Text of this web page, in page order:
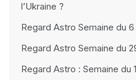
l’Ukraine ?
Regard Astro Semaine du
Regard Astro Semaine du
Regard Astro : Semaine du